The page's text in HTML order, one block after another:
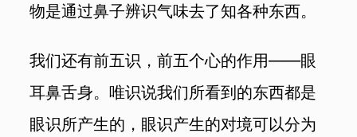
物是通过鼻子辨识气味去了知各种东西。
我们还有前五识，前五个心的作用——眼
耳鼻舌身。唯识说我们所看到的东西都是
眼识所产生的，眼识产生的对境可以分为